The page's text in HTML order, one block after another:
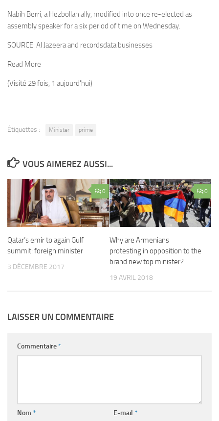
Nabih Berri, a Hezbollah ally, modified into once re-elected as
assembly speaker for a six period of time on Wednesday.
SOURCE: Al Jazeera and recordsdata businesses
Read More
(Visité 29 fois, 1 aujourd'hui)
Étiquettes : Minister prime
VOUS AIMEREZ AUSSI...
0
Qatar’s emir to again Gulf
summit: foreign minister
3 DÉCEMBRE 2017
0
Why are Armenians
protesting in opposition to the
brand new top minister?
19 AVRIL 2018
LAISSER UN COMMENTAIRE
Commentaire*
Nom * E-mail *